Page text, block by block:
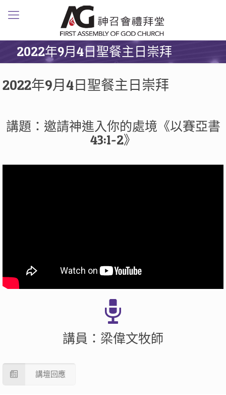
2022年9月4日聖餐主日崇拜
2022年9月4日聖餐主日崇拜
講題：邀請神進入你的處境《以賽亞書
43:1-2》
講員：梁偉文牧師
講壇回應